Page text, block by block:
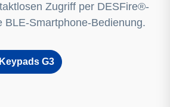
Zugriff per DESFire®-
BLE-Smartphone-Bedienung.
G3